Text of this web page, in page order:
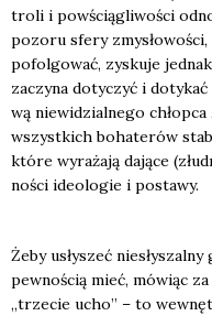
tro­li i powścią­gli­wo­ści
pozo­ru sfe­ry
pofol­go­wać, zysku­je
zaczy­na doty­czyć i
wą nie­wi­dzial­ne­go
wszyst­kich boha­te­rów
któ­re wyra­ża­ją dają­ce
no­ści ide­olo­gie i posta­wy.
Żeby usły­szeć
pew­no­ścią mieć, mówiąc
„trze­cie ucho” – to